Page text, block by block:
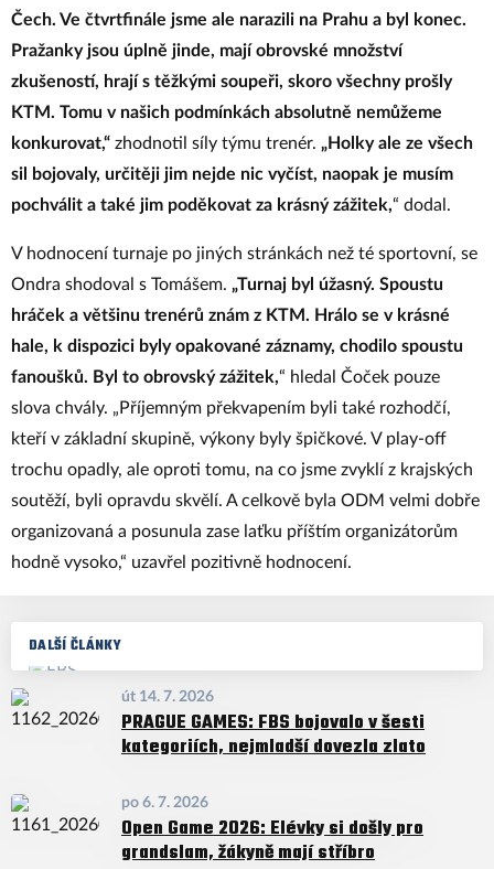
DALŠÍ ČLÁNKY
út 14. 7. 2026
PRAGUE GAMES: FBS bojovalo v šesti
kategoriích, nejmladší dovezla zlato
po 6. 7. 2026
Open Game 2026: Elévky si došly pro
grandslam, žákyně mají stříbro
Čech. Ve čtvrtfinále jsme ale narazili na Prahu a byl konec.
Pražanky jsou úplně jinde, mají obrovské množství
zkušeností, hrají s těžkými soupeři, skoro všechny prošly
KTM. Tomu v našich podmínkách absolutně nemůžeme
konkurovat,“ zhodnotil síly týmu trenér. „Holky ale ze všech
sil bojovaly, určitěji jim nejde nic vyčíst, naopak je musím
pochválit a také jim poděkovat za krásný zážitek,“ dodal.
V hodnocení turnaje po jiných stránkách než té sportovní, se
Ondra shodoval s Tomášem. „Turnaj byl úžasný. Spoustu
hráček a většinu trenérů znám z KTM. Hrálo se v krásné
hale, k dispozici byly opakované záznamy, chodilo spoustu
fanoušků. Byl to obrovský zážitek,“ hledal Čoček pouze
slova chvály. „Příjemným překvapením byli také rozhodčí,
kteří v základní skupině, výkony byly špičkové. V play-off
trochu opadly, ale oproti tomu, na co jsme zvyklí z krajských
soutěží, byli opravdu skvělí. A celkově byla ODM velmi dobře
organizovaná a posunula zase laťku příštím organizátorům
hodně vysoko,“ uzavřel pozitivně hodnocení.